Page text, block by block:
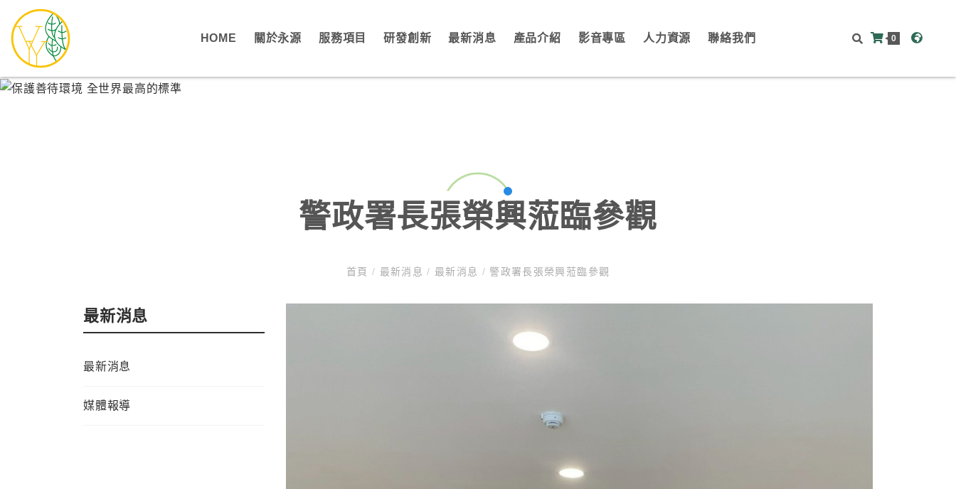
HOME 關於永源 服務項目 研發創新 最新消息 產品介紹 影音專區 人力資源 聯絡我們 0
警政署長張榮興蒞臨參觀
首頁 / 最新消息/ 最新消息 / 警政署長張榮興蒞臨參觀
最新消息
最新消息
媒體報導